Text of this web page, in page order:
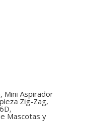
Mini Aspirador
Zig-Zag,
Mascotas y